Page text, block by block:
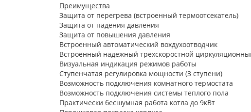
Преимущества
Защита от перегрева (встроенный термоотсекатель)
Защита от падения давления
Защита от повышения давления
Встроенный автоматический вохдухоотводчик
Встроенный надежный трехскоростной
Визуальная индикация режимов работы
Ступенчатая регулировка мощности (3 ступени)
Возможность подключения комнатного термостата
Возможность подключения системы теплого пола
Практически бесшумная работа котла до 9кВт